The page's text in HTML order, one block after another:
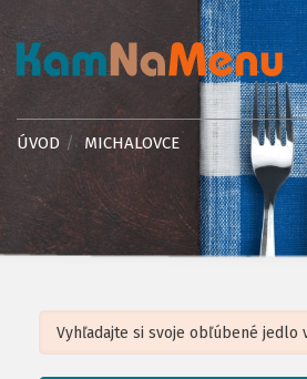
ÚVOD MICHALOVCE
Leaflet| ©OpenStreetMap, Tiles courtesy of